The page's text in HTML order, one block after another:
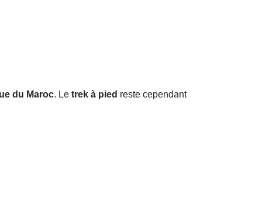
du Maroc. Le trek à pied reste cependant